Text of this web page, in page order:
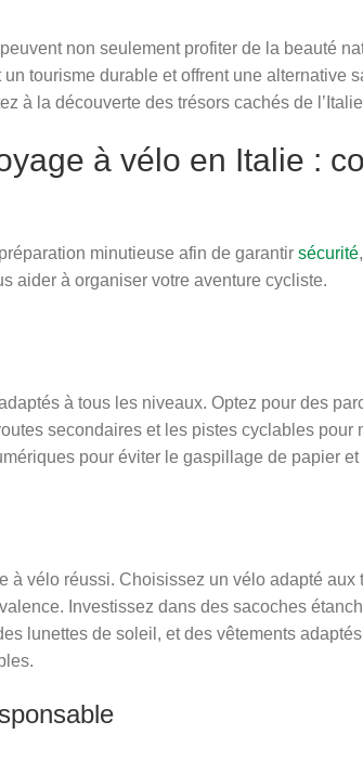
non seulement profiter de la beauté
tourisme durable et offrent une alternative
à la découverte des trésors cachés de
à vélo en Italie :
minutieuse afin de garantir sécurité
aider à organiser votre aventure cycliste.
à tous les niveaux. Optez pour des
secondaires et les pistes cyclables pour
pour éviter le gaspillage de papier
à vélo réussi. Choisissez un vélo adapté
Investissez dans des sacoches
lunettes de soleil, et des vêtements